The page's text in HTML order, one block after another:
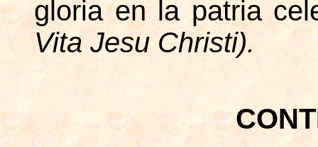
gloria en la patria
Vita Jesu Christi).